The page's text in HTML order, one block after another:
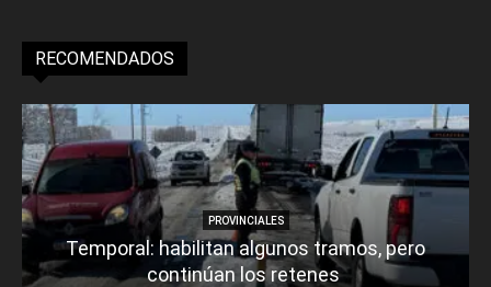
RECOMENDADOS
PROVINCIALES
Temporal: habilitan algunos tramos, pero
continúan los retenes